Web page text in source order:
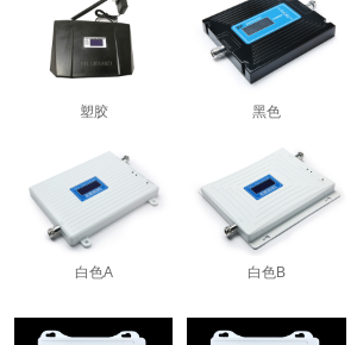
塑胶 黑色
白色A 白色B